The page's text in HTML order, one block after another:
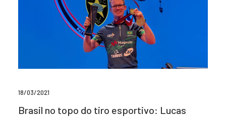
18/03/2021
Brasil no topo do tiro esportivo: Lucas